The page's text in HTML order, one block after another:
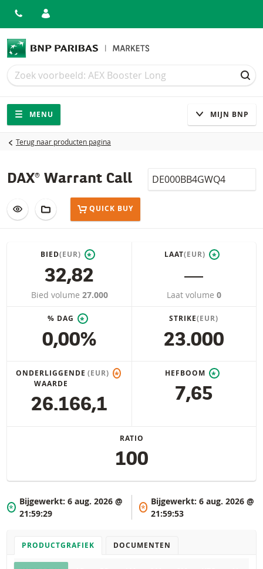
Zoek
Zoek
Navigatie
Site navigatie
MENU MIJN BNP
Terug naar producten pagina
DAX® Warrant Call Isin
VOEG TOE AAN WATCHLIST
AAN PORTFOLIO TOEVOEGEN
QUICK BUY
BIED(EUR) *
32,82
Bied volume 27.000
LAAT(EUR) *
―
Laat volume 0
% DAG *
0,00%
STRIKE(EUR)
23.000
ONDERLIGGENDE
WAARDE
(EUR) *
26.166,1
HEFBOOM *
7,65
RATIO
100
*
Bijgewerkt: 6 aug. 2026 @
21:59:29
*
Bijgewerkt:6 aug. 2026 @
21:59:53
PRODUCTGRAFIEK DOCUMENTEN